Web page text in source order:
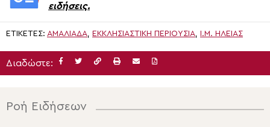
ειδήσεις.
ΕΤΙΚΈΤΕΣ: ΑΜΑΛΙΆΔΑ ΕΚΚΛΗΣΙΑΣΤΙΚΗ ΠΕΡΙΟΥΣΙΑ Ι.Μ. ΗΛΕΊΑΣ
Διαδώστε:
Ροή Ειδήσεων